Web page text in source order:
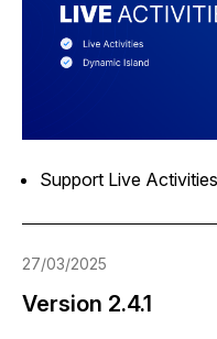
Support Live
27/03/2025
Version 2.4.1